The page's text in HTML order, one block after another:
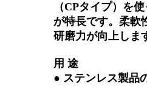
（CPタイプ）を
が特長です。柔軟
研磨力が向上しま
用 途
● ステンレス製品